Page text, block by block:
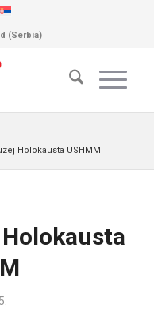
(Serbia)
Holokausta USHMM